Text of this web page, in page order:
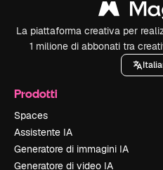
La piattaforma creativa per
1 milione di abbonati tra
Prodotti
Spaces
Assistente IA
Generatore di immagini IA
Generatore di video IA